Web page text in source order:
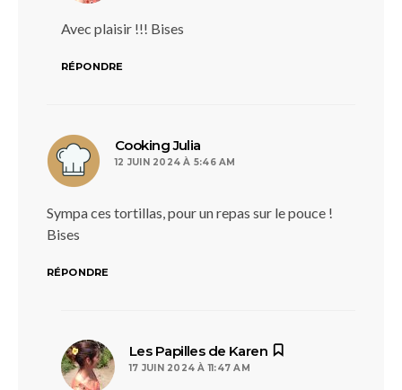
Avec plaisir !!! Bises
RÉPONDRE
Cooking Julia
12 JUIN 2024 À 5:46 AM
Sympa ces tortillas, pour un repas sur le pouce !
Bises
RÉPONDRE
Les Papilles de Karen
17 JUIN 2024 À 11:47 AM